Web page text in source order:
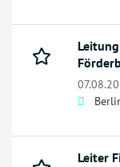
Leiter